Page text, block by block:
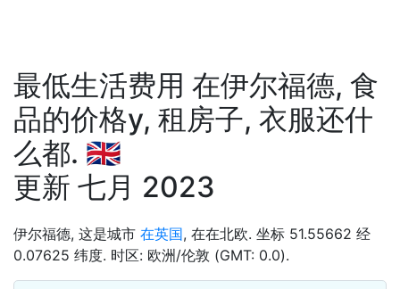
最低生活费用 在伊尔福德, 食
品的价格у, 租房子, 衣服还什
么都. 🇬🇧
更新 七月 2023
伊尔福德, 这是城市 在英国, 在在北欧. 坐标 51.55662 经
0.07625 纬度. 时区: 欧洲/伦敦 (GMT: 0.0).